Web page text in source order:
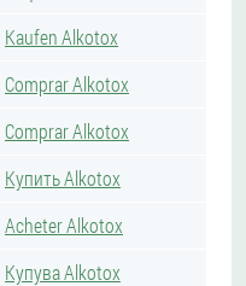
Kaufen Alkotox
Comprar Alkotox
Comprar Alkotox
Купить Alkotox
Acheter Alkotox
Купува Alkotox